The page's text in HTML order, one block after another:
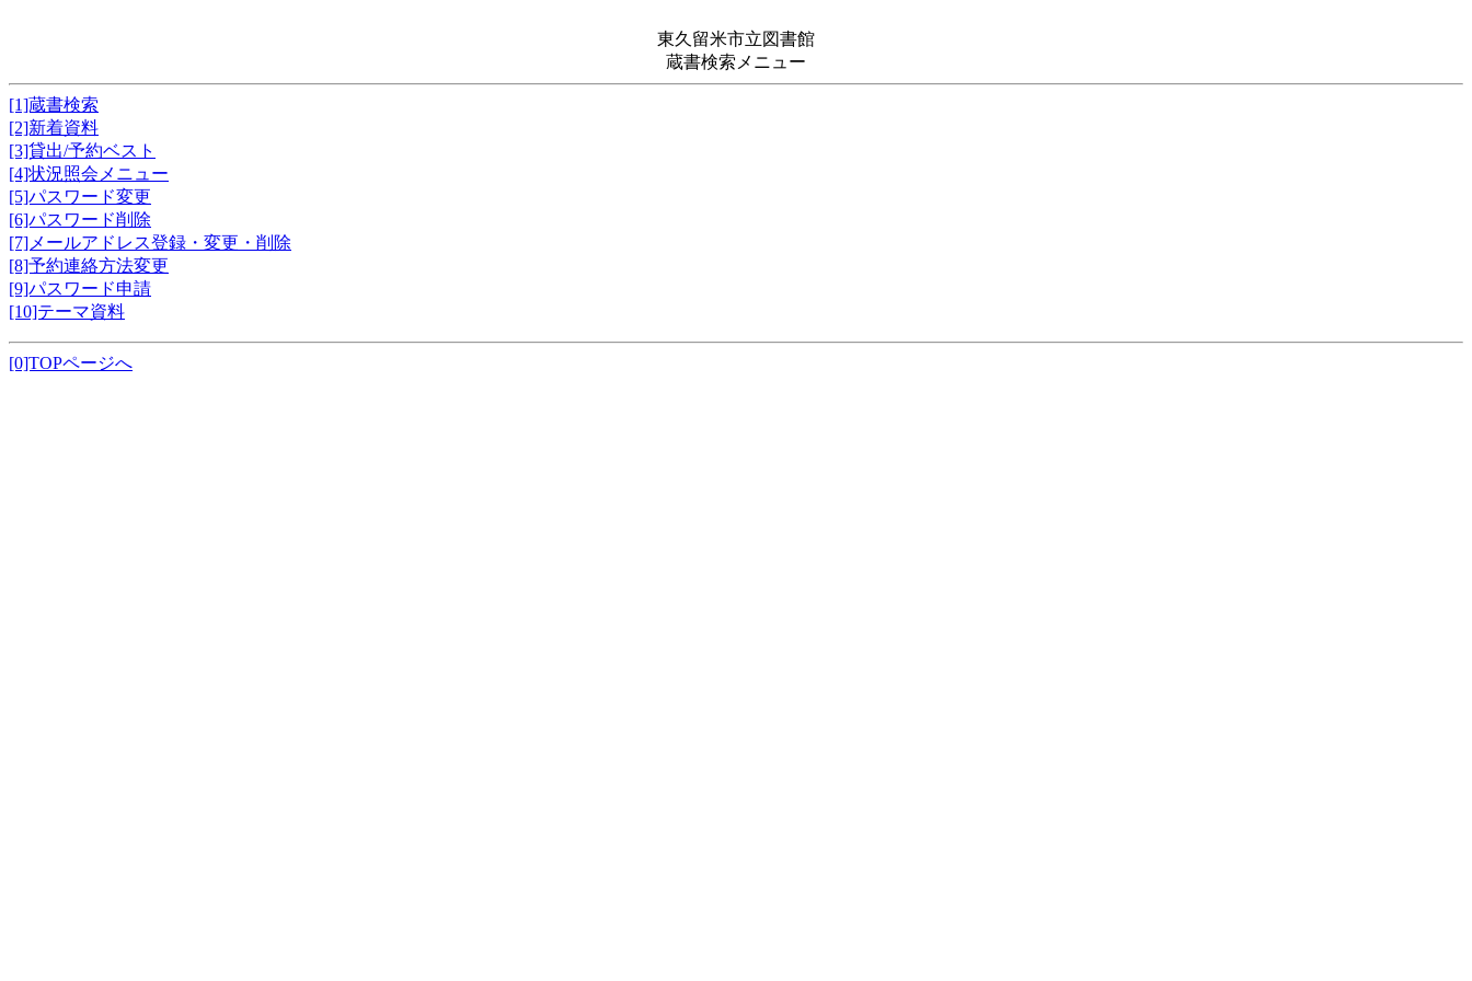
東久留米市立図書館
蔵書検索メニュー
[1]蔵書検索
[2]新着資料
[3]貸出/予約ベスト
[4]状況照会メニュー
[5]パスワード変更
[6]パスワード削除
[7]メールアドレス登録・変更・削除
[8]予約連絡方法変更
[9]パスワード申請
[10]テーマ資料
[0]TOPページへ